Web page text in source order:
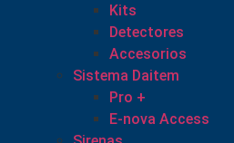
Kits
Detectores
Accesorios
Sistema Daitem
Pro +
E-nova Access